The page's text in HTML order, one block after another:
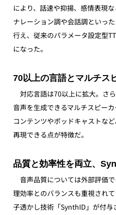
により、話速や抑揚、感情表現
ナレーション調や会話調といっ
行え、従来のパラメータ設定型
になった。
70以上の言語とマルチス
対応言語は70以上に拡大。さ
音声を生成できるマルチスピー
コンテンツやポッドキャストな
再現できる点が特徴だ。
品質と効率性を両立、
音声品質については外部評価
理効率とのバランスも重視され
子透かし技術「SynthID」が付